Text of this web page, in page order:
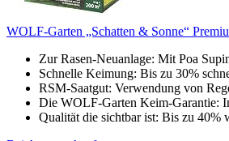
WOLF-Garten „Schatten & Sonne“
Zur Rasen-Neuanlage: Mit Poa
Schnelle Keimung: Bis zu 30%
RSM-Saatgut: Verwendung von
Die WOLF-Garten Keim-Garantie:
Qualität die sichtbar ist: Bis zu